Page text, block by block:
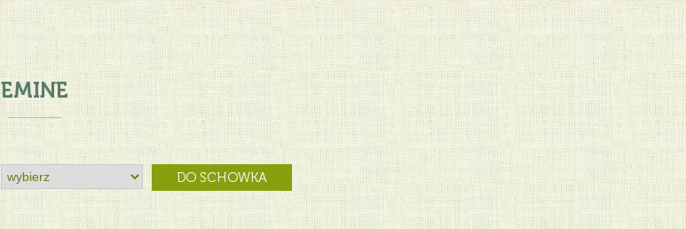
EMINE
DO SCHOWKA